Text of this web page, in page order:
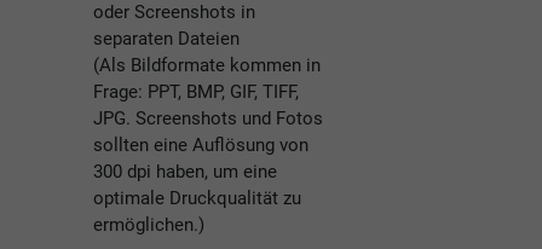
oder Screenshots in
separaten Dateien
(Als Bildformate kommen in
Frage: PPT, BMP, GIF, TIFF,
JPG. Screenshots und Fotos
sollten eine Auflösung von
300 dpi haben, um eine
optimale Druckqualität zu
ermöglichen.)